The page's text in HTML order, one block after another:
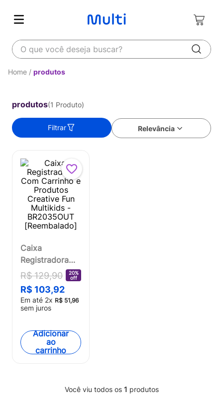
O que você deseja buscar?
produtos
produtos 1 Produto
Relevância
Filtrar
Caixa
Registradora
Com Carrinho e
Produtos
Creative Fun
Multikids -
[Reembalado]
R$ 129,90
20%
off
R$ 103,92
Em até 2x R$ 51,96
sem juros
Adicionar
ao
carrinho
Você viu todos os 1 produtos